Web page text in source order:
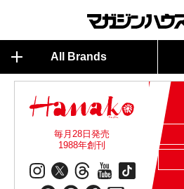
All Brands
毎月28日発売
1988年創刊